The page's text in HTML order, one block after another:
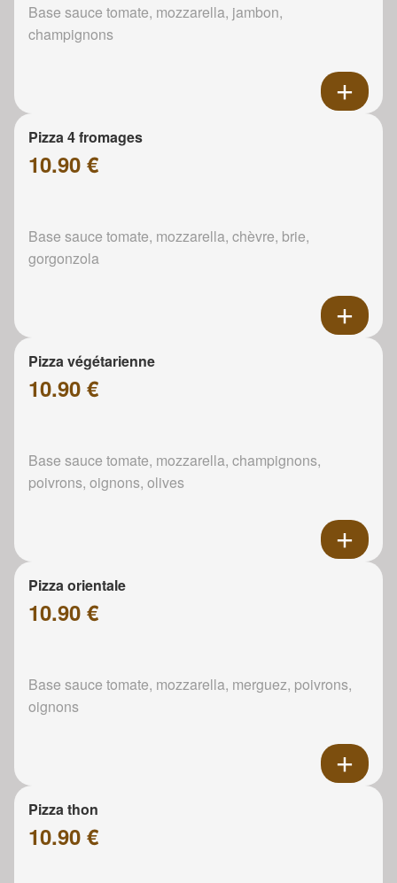
Base sauce tomate, mozzarella, jambon,
champignons
Pizza 4 fromages
10.90 €
Base sauce tomate, mozzarella, chèvre, brie,
gorgonzola
Pizza végétarienne
10.90 €
Base sauce tomate, mozzarella, champignons,
poivrons, oignons, olives
Pizza orientale
10.90 €
Base sauce tomate, mozzarella, merguez, poivrons,
oignons
Pizza thon
10.90 €